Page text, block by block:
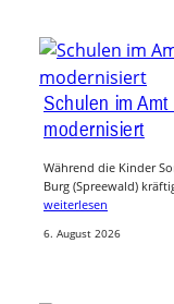
Schulen im
modernisiert
Während die Kinder
Burg (Spreewald)
weiterlesen
6. August 2026